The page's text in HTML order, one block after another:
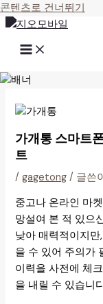
콘텐츠로 건너뛰기
가개통 스마트
트
/gagetong / 글쓴
중고나 온라인 마
망설여 본 적 있으
낮아 매력적이지
을 수 있어 주의가
이력을 사전에 체
을 내릴 수 있습니